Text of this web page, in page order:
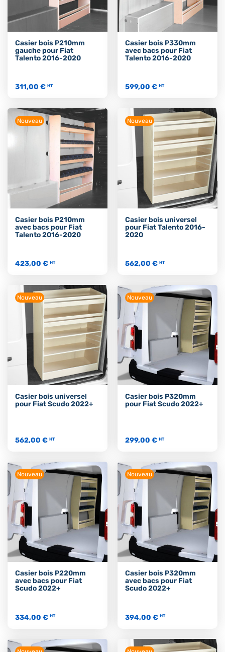
Casier bois P210mm
gauche pour Fiat
Talento 2016-2020
311,00 € HT
Casier bois P330mm
avec bacs pour Fiat
Talento 2016-2020
599,00 € HT
Nouveau
Casier bois P210mm
avec bacs pour Fiat
Talento 2016-2020
423,00 € HT
Nouveau
Casier bois universel
pour Fiat Talento 2016-
2020
562,00 € HT
Nouveau
Casier bois universel
pour Fiat Scudo 2022+
562,00 € HT
Nouveau
Casier bois P320mm
pour Fiat Scudo 2022+
299,00 € HT
Nouveau
Casier bois P220mm
avec bacs pour Fiat
Scudo 2022+
334,00 € HT
Nouveau
Casier bois P320mm
avec bacs pour Fiat
Scudo 2022+
394,00 € HT